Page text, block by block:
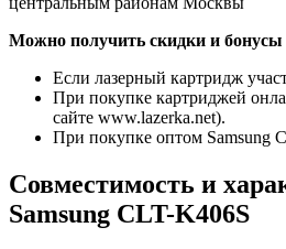
Можно получить скидки и бонусы
Если лазерный картридж
При покупке картриджей
сайте www.lazerka.net).
При покупке оптом Samsung
Совместимость и
Samsung CLT-K406S